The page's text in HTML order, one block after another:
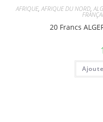
AFRIQUE,AFRIQUE DU NORD,
20 Francs